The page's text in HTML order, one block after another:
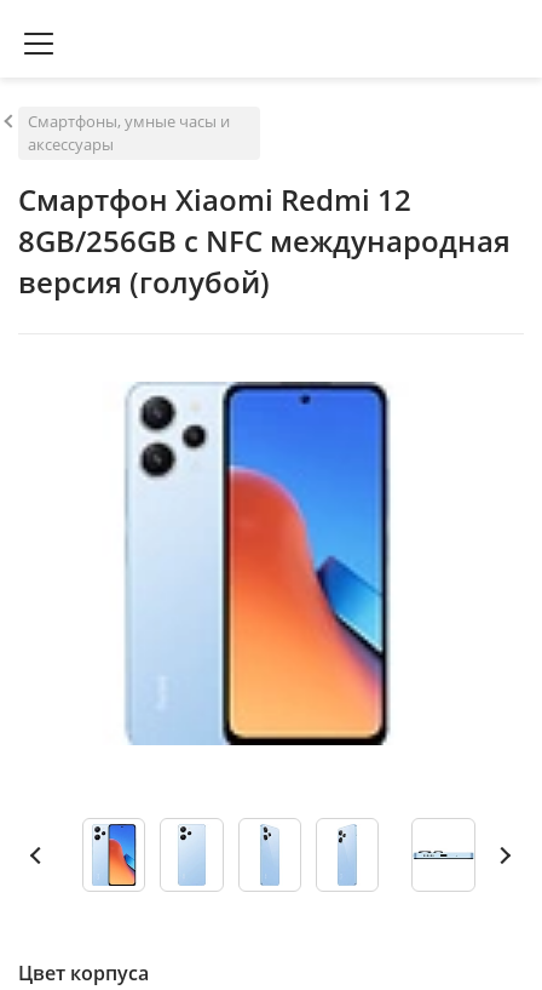
Смартфоны, умные часы и
аксессуары
Смартфон Xiaomi Redmi 12
8GB/256GB с NFC международная
версия (голубой)
Цвет корпуса